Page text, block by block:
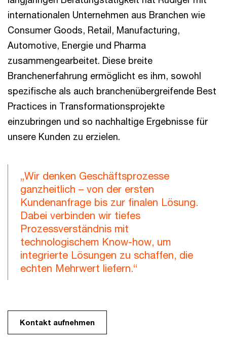
internationalen Unternehmen aus Branchen wie
Consumer Goods, Retail, Manufacturing,
Automotive, Energie und Pharma
zusammengearbeitet. Diese breite
Branchenerfahrung ermöglicht es ihm, sowohl
spezifische als auch branchenübergreifende Best
Practices in Transformationsprojekte
einzubringen und so nachhaltige Ergebnisse für
unsere Kunden zu erzielen.
„Wir denken Geschäftsprozesse
ganzheitlich – von der ersten
Kundenanfrage bis zur finalen Lösung.
Dabei verbinden wir tiefes
Prozessverständnis mit
technologischem Know-how, um
integrierte Lösungen zu schaffen, die
echten Mehrwert liefern.“
Kontakt aufnehmen